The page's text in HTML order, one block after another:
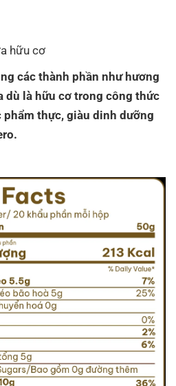
link từng sản phẩm
hữu cơ
các thành phần như hương
dù là hữu cơ trong công thức
thực, giàu dinh dưỡng